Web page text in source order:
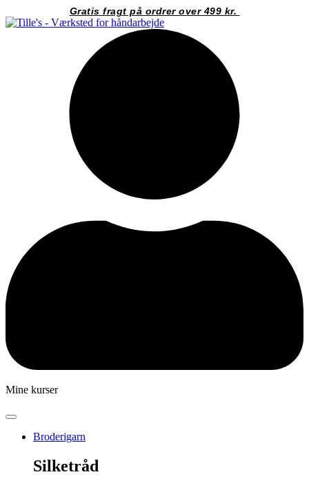
til
Gratis fragt på ordrer over 499 kr.
Mine kurser
Broderigarn
Silketråd